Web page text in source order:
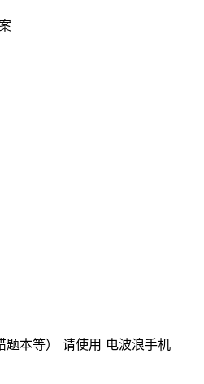
题本等） 请使用 电波浪手机